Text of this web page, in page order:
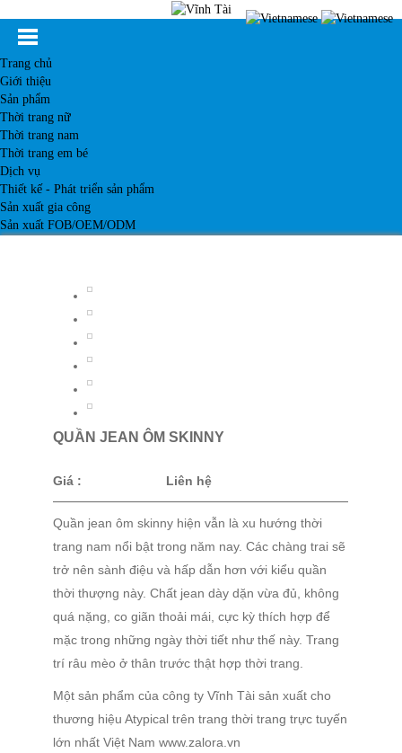
Trang chủ
Giới thiệu
Sản phẩm
Thời trang nữ
Thời trang nam
Thời trang em bé
Dịch vụ
Thiết kế - Phát triển sản phẩm
Sản xuất gia công
Sản xuất FOB/OEM/ODM
QUẦN JEAN ÔM SKINNY
Giá : Liên hệ
Quần jean ôm skinny hiện vẫn là xu hướng thời
trang nam nổi bật trong năm nay. Các chàng trai sẽ
trở nên sành điệu và hấp dẫn hơn với kiểu quần
thời thượng này. Chất jean dày dặn vừa đủ, không
quá nặng, co giãn thoải mái, cực kỳ thích hợp để
mặc trong những ngày thời tiết như thế này. Trang
trí râu mèo ở thân trước thật hợp thời trang.
Một sản phẩm của công ty Vĩnh Tài sản xuất cho
thương hiệu Atypical trên trang thời trang trực tuyến
lớn nhất Việt Nam www.zalora.vn